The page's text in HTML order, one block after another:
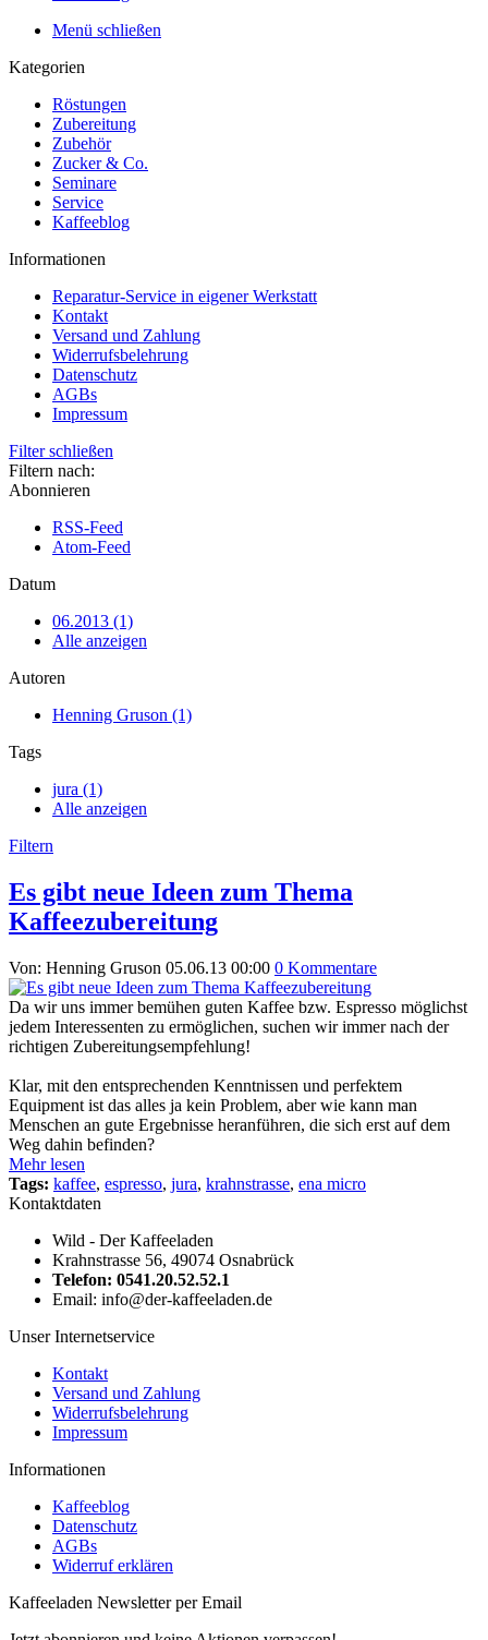
Menü schließen
Kategorien
Röstungen
Zubereitung
Zubehör
Zucker & Co.
Seminare
Service
Kaffeeblog
Informationen
Reparatur-Service in eigener Werkstatt
Kontakt
Versand und Zahlung
Widerrufsbelehrung
Datenschutz
AGBs
Impressum
Filter schließen
Filtern nach:
Abonnieren
RSS-Feed
Atom-Feed
Datum
06.2013 (1)
Alle anzeigen
Autoren
Henning Gruson (1)
Tags
jura (1)
Alle anzeigen
Filtern
Es gibt neue Ideen zum Thema
Kaffeezubereitung
Von: Henning Gruson 05.06.13 00:00 0 Kommentare
Da wir uns immer bemühen guten Kaffee bzw. Espresso möglichst
jedem Interessenten zu ermöglichen, suchen wir immer nach der
richtigen Zubereitungsempfehlung!
Klar, mit den entsprechenden Kenntnissen und perfektem
Equipment ist das alles ja kein Problem, aber wie kann man
Menschen an gute Ergebnisse heranführen, die sich erst auf dem
Weg dahin befinden?
Mehr lesen
Tags: kaffee, espresso, jura, krahnstrasse, ena micro
Kontaktdaten
Wild - Der Kaffeeladen
Krahnstrasse 56, 49074 Osnabrück
Telefon: 0541.20.52.52.1
Email: info@der-kaffeeladen.de
Unser Internetservice
Kontakt
Versand und Zahlung
Widerrufsbelehrung
Impressum
Informationen
Kaffeeblog
Datenschutz
AGBs
Widerruf erklären
Kaffeeladen Newsletter per Email